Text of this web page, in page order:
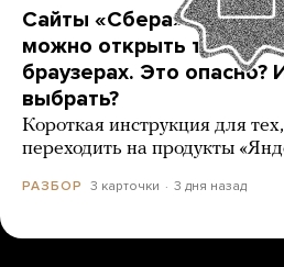
Сайты «Сбера» и
можно открыть только
браузерах. Это опасно?
выбрать?
Короткая инструкция для
переходить на продукты
РАЗБОР 3 карточки 3 дня назад